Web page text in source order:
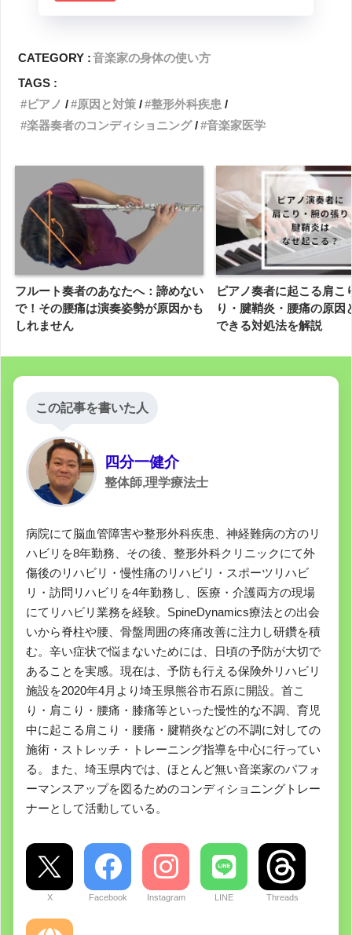
CATEGORY :音楽家の身体の使い方
TAGS :
ピアノ
原因と対策
整形外科疾患
楽器奏者のコンディショニング
音楽家医学
フルート奏者のあなたへ：諦めない
で！その腰痛は演奏姿勢が原因かも
しれません
ピアノ奏者に起こる肩こ
り・腱鞘炎・腰痛の原因
できる対処法を解説
この記事を書いた人
四分一健介
整体師,理学療法士
病院にて脳血管障害や整形外科疾患、神経難病の方のリ
ハビリを8年勤務、その後、整形外科クリニックにて外
傷後のリハビリ・慢性痛のリハビリ・スポーツリハビ
リ・訪問リハビリを4年勤務し、医療・介護両方の現場
にてリハビリ業務を経験。SpineDynamics療法との出会
いから脊柱や腰、骨盤周囲の疼痛改善に注力し研鑽を積
む。辛い症状で悩まないためには、日頃の予防が大切で
あることを実感。現在は、予防も行える保険外リハビリ
施設を2020年4月より埼玉県熊谷市石原に開設。首こ
り・肩こり・腰痛・膝痛等といった慢性的な不調、育児
中に起こる肩こり・腰痛・腱鞘炎などの不調に対しての
施術・ストレッチ・トレーニング指導を中心に行ってい
る。また、埼玉県内では、ほとんど無い音楽家のパフォ
ーマンスアップを図るためのコンディショニングトレー
ナーとして活動している。
X Facebook Instagram LINE Threads